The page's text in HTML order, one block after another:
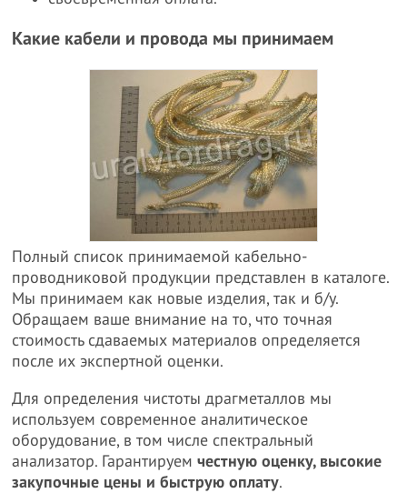
Какие кабели и провода мы принимаем
Полный список принимаемой кабельно-
проводниковой продукции представлен в каталоге.
Мы принимаем как новые изделия, так и б/у.
Обращаем ваше внимание на то, что точная
стоимость сдаваемых материалов определяется
после их экспертной оценки.
Для определения чистоты драгметаллов мы
используем современное аналитическое
оборудование, в том числе спектральный
анализатор. Гарантируемчестную оценку, высокие
закупочные цены и быструю оплату.